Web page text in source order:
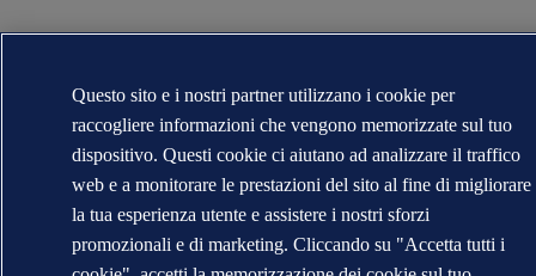
Questo sito e i nostri partner utilizzano i cookie per
raccogliere informazioni che vengono memorizzate sul tuo
dispositivo. Questi cookie ci aiutano ad analizzare il traffico
web e a monitorare le prestazioni del sito al fine di migliorare
la tua esperienza utente e assistere i nostri sforzi
promozionali e di marketing. Cliccando su "Accetta tutti i